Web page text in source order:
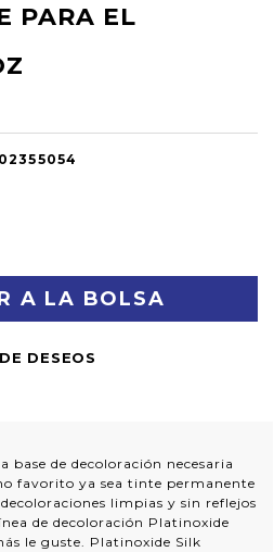
PARA EL
base de decoloración necesaria
favorito ya sea tinte permanente
limpias y sin reflejos
de decoloración Platinoxide
le guste. Platinoxide Silk